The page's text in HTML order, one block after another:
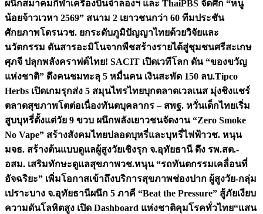
ผนึกสมาคมกีฬาเครื่องบินจำลองฯ และ ThaiPBS จัดศึก “หนู
น้อยจ้าวเวหา 2569” สนาม 2 เยาวชนกว่า 60 ทีมประชัน
ศักยภาพโดรนวช. ยกระดับภูมิปัญญาไทยด้วยวิจัยและ
นวัตกรรม ดันสารอะมิโนจากพืชสร้างรายได้สู่ชุมชนศรีสะเกษ
ศุภจี ปลุกพลังคราฟต์ไทย! SACIT เปิดเวทีโลก ดัน “ของขวัญ
แห่งชาติ” ดึงคนชมทะลุ 5 หมื่นคน เงินสะพัด 150 ลบ.Tipco
Herbs เปิดเกมรุกส่ง 5 สมุนไพรไทยบุกตลาดเวลเนส มุ่งชิงแชร์
ตลาดสุขภาพโตต่อเนื่องทันตบุคลากร – สพฐ. หวั่นเด็กไทยเริ่ม
สูบบุหรี่ตั้งแต่วัย 9 ขวบ ผนึกพลังเยาวชนจัดงาน “Zero Smoke
No Vape” สร้างสังคมไทยปลอดบุหรี่และบุหรี่ไฟฟ้าวช. หนุน
มจธ. สร้างต้นแบบดูแลผู้สูงวัยเชิงรุก จ.อุทัยธานี ดึง รพ.สต.-
อสม. เสริมทักษะดูแลสุขภาพวช.หนุน “รถทันตกรรมเคลื่อนที่
อัจฉริยะ” เพิ่มโอกาสเข้าถึงบริการสุขภาพช่องปาก ผู้สูงวัย-กลุ่ม
เปราะบาง จ.อุทัยธานีผนึก 5 ภาคี “Beat the Pressure” สู้ภัยเงียบ
ความดันโลหิตสูง เปิด Dashboard แห่งชาติคุมโรคทั่วไทย“แสน